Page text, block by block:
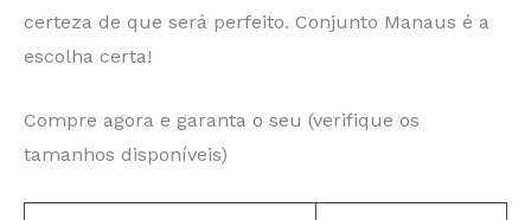
certeza de que será perfeito. Conjunto Manaus é a
escolha certa!
Compre agora e garanta o seu (verifique os
tamanhos disponíveis)